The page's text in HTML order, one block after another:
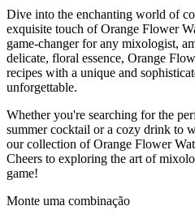
Dive into the enchanting world of
exquisite touch of Orange Flower
game-changer for any mixologist,
delicate, floral essence, Orange
recipes with a unique and
unforgettable.
Whether you're searching for the
summer cocktail or a cozy drink to
our collection of Orange Flower
Cheers to exploring the art of
game!
Monte uma combinação